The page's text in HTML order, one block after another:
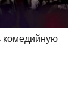
комедийную